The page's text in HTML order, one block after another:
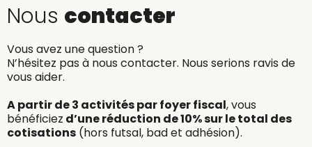
Nous contacter
Vous avez une question ?
N’hésitez pas à nous contacter. Nous serions ravis de
vous aider.
A partir de 3 activités par foyer fiscal, vous
bénéficiez d’une réduction de 10% sur le total des
cotisations (hors futsal, bad et adhésion).